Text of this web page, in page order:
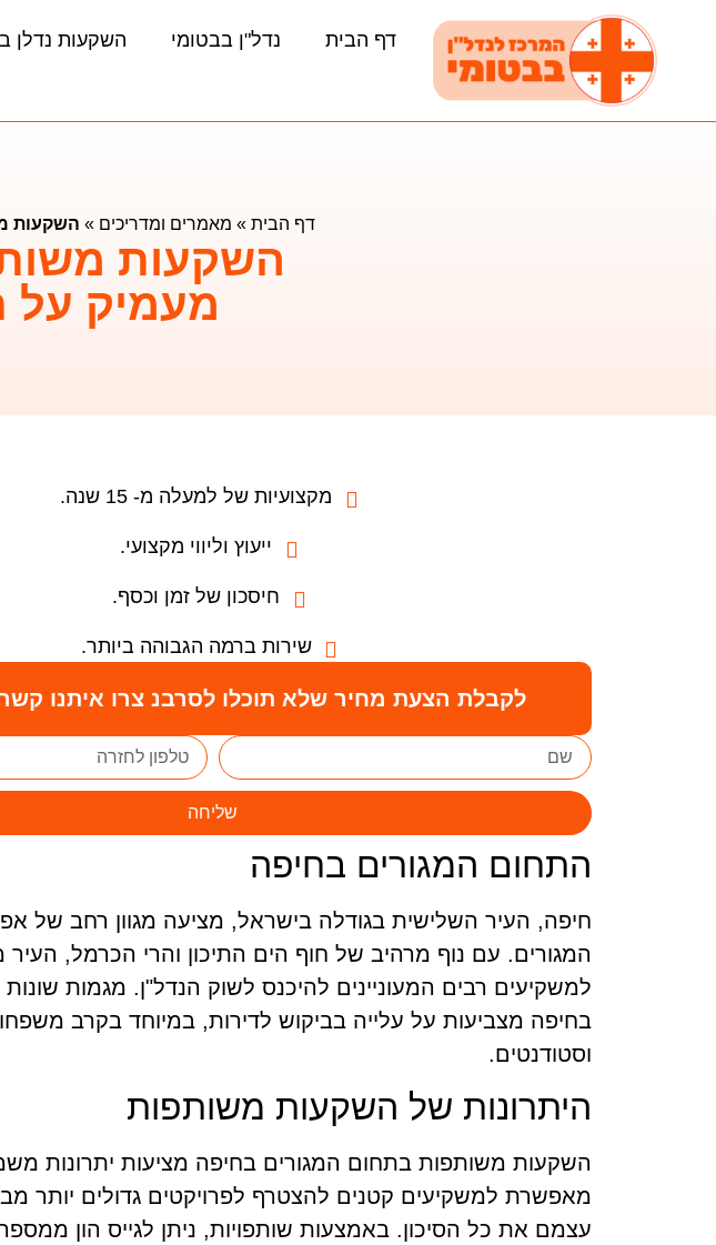
דף הבית נדל"ן בבטומי השקעות נדלן
דף הבית » מאמרים ומדריכים » השקעות
השקעות
מעמיק על
מקצועיות של למעלה מ- 15 שנה.
ייעוץ וליווי מקצועי.
חיסכון של זמן וכסף.
שירות ברמה הגבוהה ביותר.
לקבלת הצעת מחיר שלא תוכלו לסרבנ צרו איתנו
שליחה
התחום המגורים בחיפה
חיפה, העיר השלישית בגודלה בישראל, מציעה מגוון רחב של
המגורים. עם נוף מרהיב של חוף הים התיכון והרי הכרמל, העיר
למשקיעים רבים המעוניינים להיכנס לשוק הנדל"ן. מגמות
בחיפה מצביעות על עלייה בביקוש לדירות, במיוחד בקרב
וסטודנטים.
היתרונות של השקעות משותפות
השקעות משותפות בתחום המגורים בחיפה מציעות יתרונות
מאפשרת למשקיעים קטנים להצטרף לפרויקטים גדולים יותר
עצמם את כל הסיכון. באמצעות שותפויות, ניתן לגייס הון